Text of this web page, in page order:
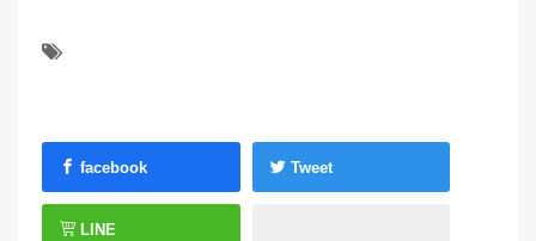
facebook Tweet
LINE